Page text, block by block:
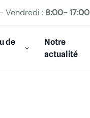
Vendredi : 8:00- 17:00
de
Notre
actualité